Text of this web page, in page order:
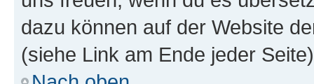
dazu können auf der Website
(siehe Link am Ende jeder